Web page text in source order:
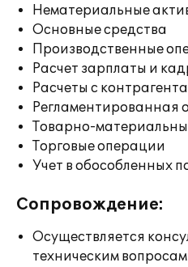
Нематериальные
Основные средства
Производственные
Расчет зарплаты и
Расчеты с
Регламентированная
Товарно-
Торговые операции
Учет в обособленных
Сопровождение:
Осуществляется
техническим